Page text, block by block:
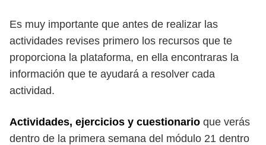
Es muy importante que antes de realizar las
actividades revises primero los recursos que te
proporciona la plataforma, en ella encontraras la
información que te ayudará a resolver cada
actividad.
Actividades, ejercicios y cuestionario que verás
dentro de la primera semana del módulo 21 dentro